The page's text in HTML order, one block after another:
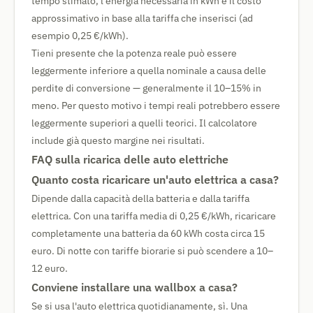
approssimativo in base alla tariffa che inserisci (ad
esempio 0,25 €/kWh).
Tieni presente che la potenza reale può essere
leggermente inferiore a quella nominale a causa delle
perdite di conversione — generalmente il 10–15% in
meno. Per questo motivo i tempi reali potrebbero essere
leggermente superiori a quelli teorici. Il calcolatore
include già questo margine nei risultati.
FAQ sulla ricarica delle auto elettriche
Quanto costa ricaricare un'auto elettrica a casa?
Dipende dalla capacità della batteria e dalla tariffa
elettrica. Con una tariffa media di 0,25 €/kWh, ricaricare
completamente una batteria da 60 kWh costa circa 15
euro. Di notte con tariffe biorarie si può scendere a 10–
12 euro.
Conviene installare una wallbox a casa?
Se si usa l'auto elettrica quotidianamente, sì. Una